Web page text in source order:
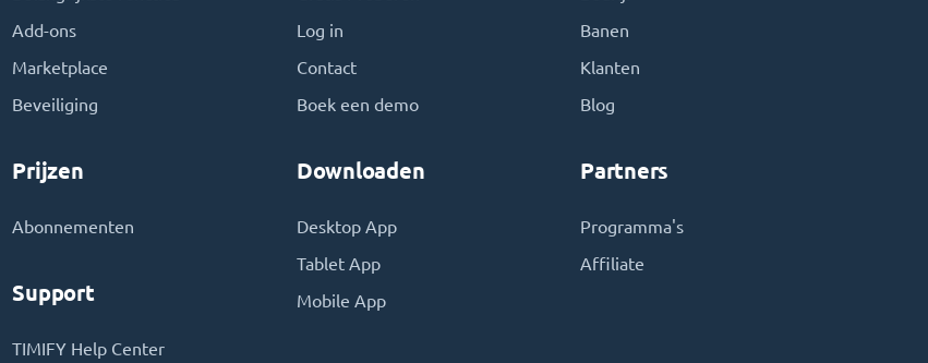
Add-ons
Marketplace
Beveiliging
Prijzen
Abonnementen
Support
TIMIFY Help Center
Log in
Contact
Boek een demo
Downloaden
Desktop App
Tablet App
Mobile App
Banen
Klanten
Blog
Partners
Programma's
Affiliate